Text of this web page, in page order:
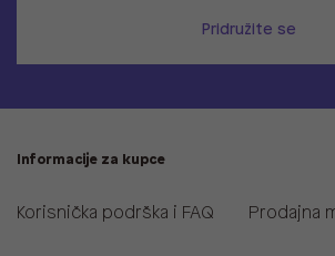
Pridružite se
Informacije za kupce
Korisnička podrška i FAQ Prodajna